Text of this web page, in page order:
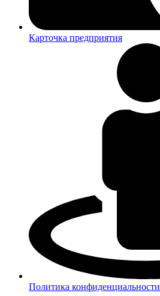
Карточка предприятия
Политика конфиденциальности